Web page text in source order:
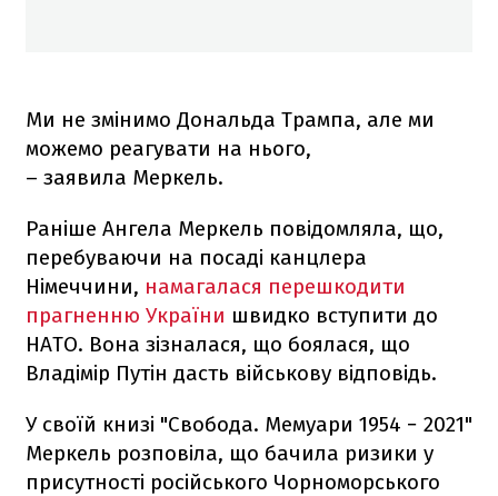
Ми не змінимо Дональда Трампа, але ми
можемо реагувати на нього,
– заявила Меркель.
Раніше Ангела Меркель повідомляла, що,
перебуваючи на посаді канцлера
Німеччини, намагалася перешкодити
прагненню України швидко вступити до
НАТО. Вона зізналася, що боялася, що
Владімір Путін дасть військову відповідь.
У своїй книзі "Свобода. Мемуари 1954 − 2021"
Меркель розповіла, що бачила ризики у
присутності російського Чорноморського